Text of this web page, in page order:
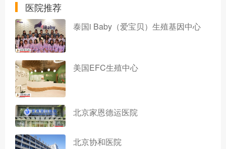
医院推荐
泰国i Baby（爱宝贝）生殖基因中心
美国EFC生殖中心
北京家恩德运医院
北京协和医院